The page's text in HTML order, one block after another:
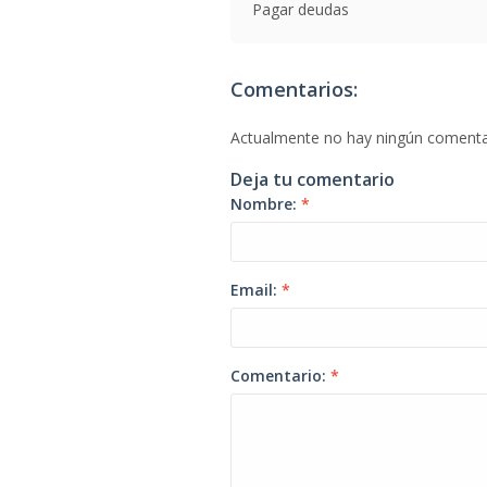
Pagar deudas
Comentarios:
Actualmente no hay ningún
Deja tu comentario
Nombre: *
Email: *
Comentario: *